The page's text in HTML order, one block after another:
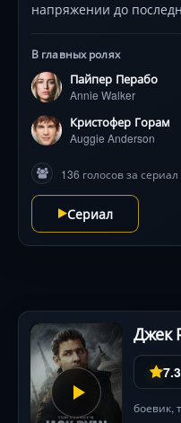
напряжении до
В главных ролях
Пайпер Перабо
Annie Walker
Кристофер Горам
Auggie Anderson
136 голосов за
Сериал
Джек
7.3
боевик,